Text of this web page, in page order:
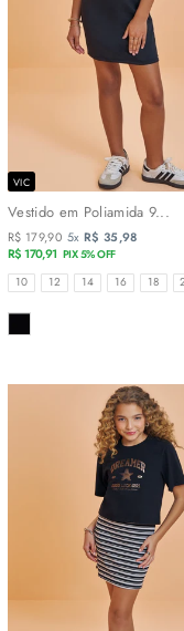
VIC
Vestido em Poliamida 9...
R$ 179,90 5x R$ 35,98
R$ 170,91 PIX 5% OFF
TAMANHOS
10 12 14 16 18
COR